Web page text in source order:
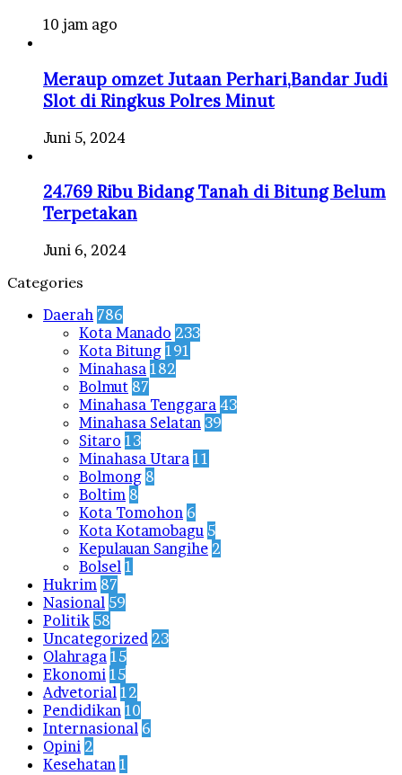
10 jam ago
Meraup omzet Jutaan Perhari,Bandar Judi
Slot di Ringkus Polres Minut
Juni 5, 2024
24.769 Ribu Bidang Tanah di Bitung Belum
Terpetakan
Juni 6, 2024
Categories
Daerah 786
Kota Manado 233
Kota Bitung 191
Minahasa 182
Bolmut 87
Minahasa Tenggara 43
Minahasa Selatan 39
Sitaro 13
Minahasa Utara 11
Bolmong 8
Boltim 8
Kota Tomohon 6
Kota Kotamobagu 5
Kepulauan Sangihe 2
Bolsel 1
Hukrim 87
Nasional 59
Politik 58
Uncategorized 23
Olahraga 15
Ekonomi 15
Advetorial 12
Pendidikan 10
Internasional 6
Opini 2
Kesehatan 1